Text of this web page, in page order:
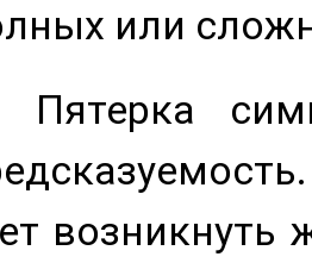
или
возникнуть